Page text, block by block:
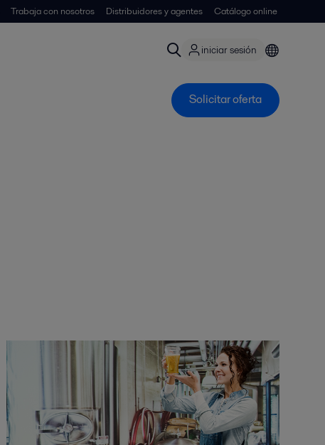
Trabaja con nosotros Distribuidores y agentes Catálogo online
iniciar sesión
Solicitar oferta